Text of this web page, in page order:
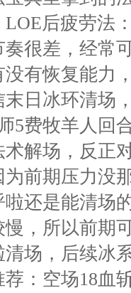
后疲劳法
很差，经常
没有恢复能力
末日冰环清
5费牧羊人回
解场，反正
前期压力没
还是能清场
，所以前期
场，后续冰
：空场18血